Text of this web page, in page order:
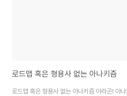
로드맵 혹은 형용사 없는 아나키즘
로드맵 혹은 형용사 없는 아나키즘 아라곤! 아